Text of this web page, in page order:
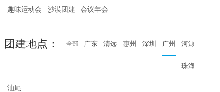
趣味运动会 沙漠团建 会议年会
团建地点： 全部 广东 清远 惠州 深圳 广州 河源
珠海
汕尾